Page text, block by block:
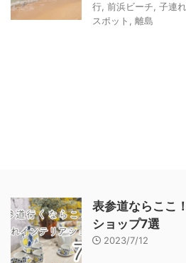
行 前浜ビーチ 子連
スポット
離島
表参道ならここ
ショップ7選
2023/7/12